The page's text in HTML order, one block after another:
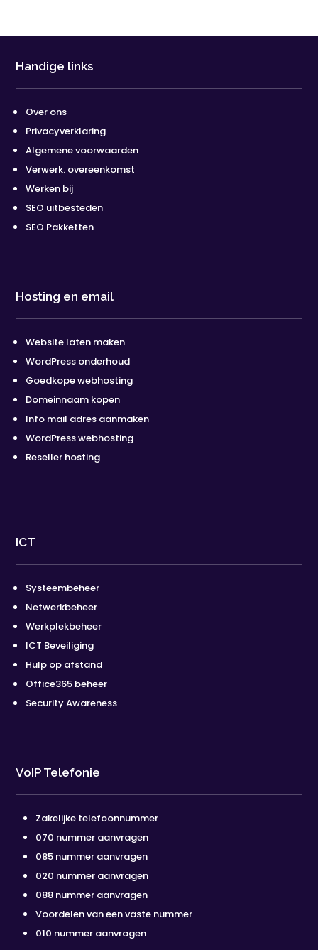
Handige links
Over ons
Privacyverklaring
Algemene voorwaarden
Verwerk. overeenkomst
Werken bij
SEO uitbesteden
SEO Pakketten
Hosting en email
Website laten maken
WordPress onderhoud
Goedkope webhosting
Domeinnaam kopen
Info mail adres aanmaken
WordPress webhosting
Reseller hosting
ICT
Systeembeheer
Netwerkbeheer
Werkplekbeheer
ICT Beveiliging
Hulp op afstand
Office365 beheer
Security Awareness
VoIP Telefonie
Zakelijke telefoonnummer
070 nummer aanvragen
085 nummer aanvragen
020 nummer aanvragen
088 nummer aanvragen
Voordelen van een vaste nummer
010 nummer aanvragen